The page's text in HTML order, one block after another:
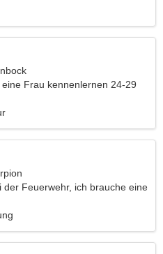
Frau kennenlernen 24-29
der Feuerwehr, ich brauche eine